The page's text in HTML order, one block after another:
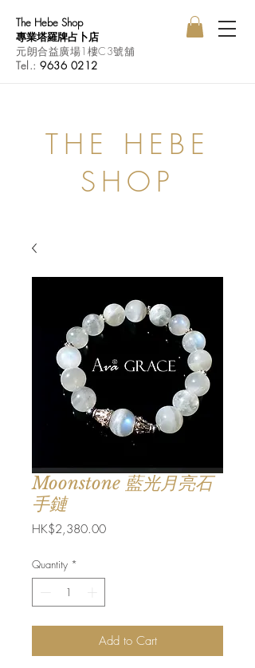
The Hebe Shop
專業塔羅牌占卜店
元朗合益廣場1樓C3號舖
Tel.:9636 0212
THE HEBE
SHOP
Moonstone 藍光月亮石
手鏈
HK$2,380.00Price
Quantity *
Add to Cart